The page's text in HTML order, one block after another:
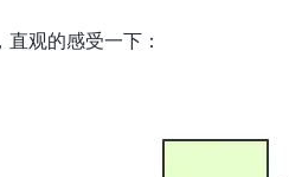
观的感受一下：